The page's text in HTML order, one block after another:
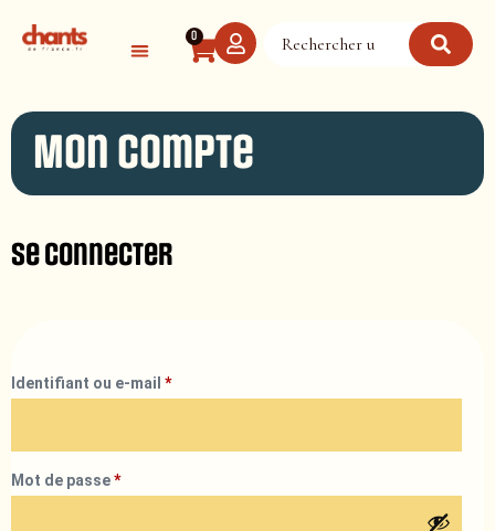
0
Mon compte
Se connecter
Identifiant ou e-mail *
Mot de passe*